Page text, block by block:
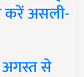
करें असली-
अगस्त से